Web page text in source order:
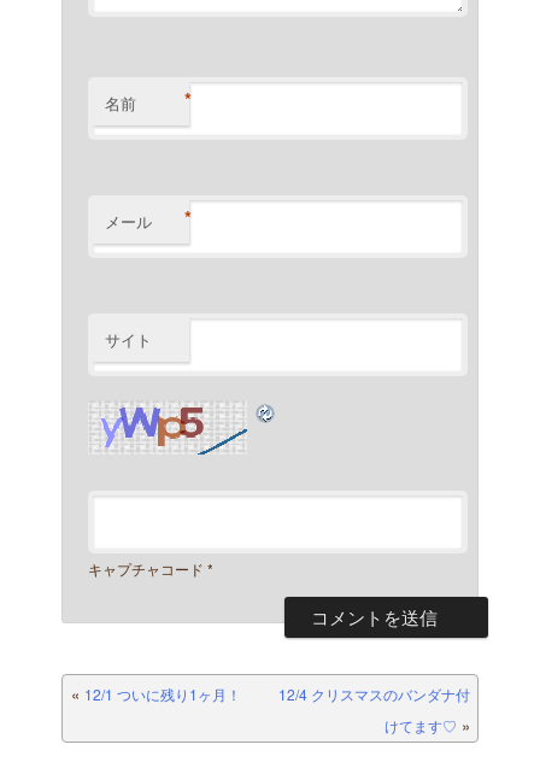
名前 *
メール *
サイト
キャプチャコード *
投稿ナビゲーション
« 12/1 ついに残り1ヶ月！
12/4 クリスマスのバンダナ付
けてます♡ »